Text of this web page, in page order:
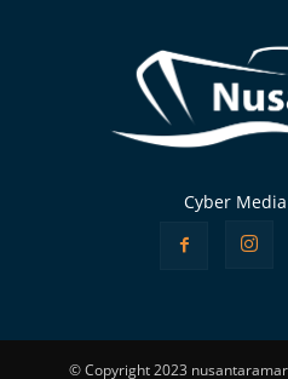
Cyber
© Copyright 2023